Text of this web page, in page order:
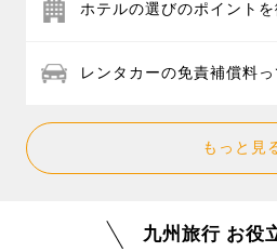
ホテルの選びのポイント
レンタカーの免責補償料っ
もっと見
九州旅行 お役